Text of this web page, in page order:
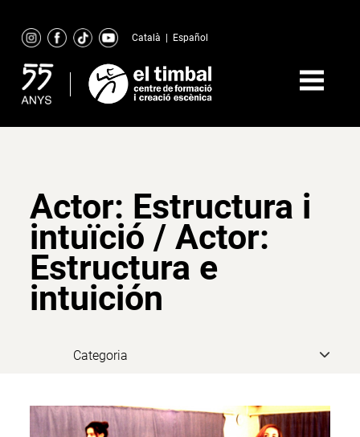
content
Català Español
Actor: Estructura i
intuïció / Actor:
Estructura e
intuición